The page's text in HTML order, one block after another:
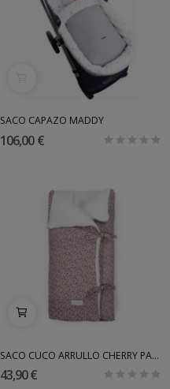
SACO CAPAZO MADDY
106,00 €
SACO CUCO ARRULLO CHERRY PASITO A PASITO
43,90 €